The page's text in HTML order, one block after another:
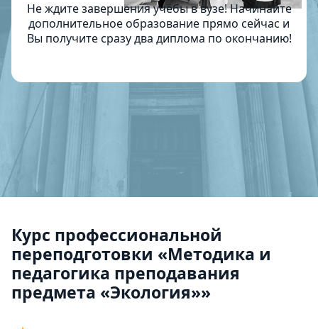
Не ждите завершения учёбы в вузе! Начинайте
дополнительное образование прямо сейчас и
Вы получите сразу два диплома по окончанию!
Курс профессиональной
переподготовки «Методика и
педагогика преподавания
предмета «Экология»»